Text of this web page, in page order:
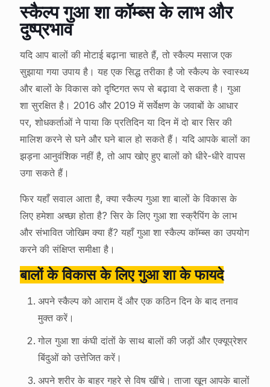
स्कैल्प गुआ शा कॉम्ब्स के लाभ और
दुष्प्रभाव
यदि आप बालों की मोटाई बढ़ाना चाहते हैं, तो स्कैल्प मसाज एक
सुझाया गया उपाय है। यह एक सिद्ध तरीका है जो स्कैल्प के स्वास्थ्य
और बालों के विकास को दृष्टिगत रूप से बढ़ावा दे सकता है। गुआ
शा सुरक्षित है। 2016 और 2019 में सर्वेक्षण के जवाबों के आधार
पर, शोधकर्ताओं ने पाया कि प्रतिदिन या दिन में दो बार सिर की
मालिश करने से घने और घने बाल हो सकते हैं। यदि आपके बालों का
झड़ना आनुवंशिक नहीं है, तो आप खोए हुए बालों को धीरे-धीरे वापस
उगा सकते हैं।
फिर यहाँ सवाल आता है, क्या स्कैल्प गुआ शा बालों के विकास के
लिए हमेशा अच्छा होता है? सिर के लिए गुआ शा स्क्रैपिंग के लाभ
और संभावित जोखिम क्या हैं? यहाँ गुआ शा स्कैल्प कॉम्ब्स का उपयोग
करने की संक्षिप्त समीक्षा है।
बालों के विकास के लिए गुआ शा के फायदे
अपने स्कैल्प को आराम दें और एक कठिन दिन के बाद तनाव
मुक्त करें।
गोल गुआ शा कंघी दांतों के साथ बालों की जड़ों और एक्यूप्रेशर
बिंदुओं को उत्तेजित करें।
अपने शरीर के बाहर गहरे से विष खींचे। ताजा खून आपके बालों